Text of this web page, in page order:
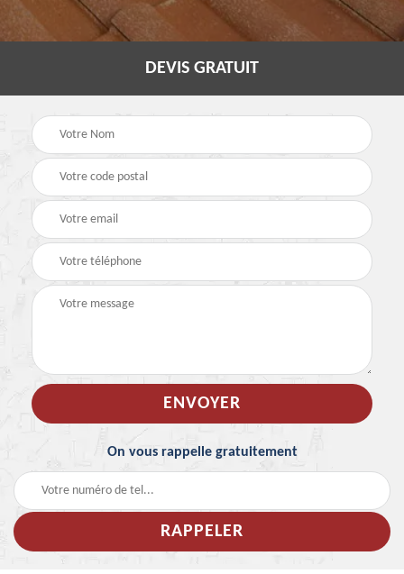
DEVIS GRATUIT
On vous rappelle gratuitement